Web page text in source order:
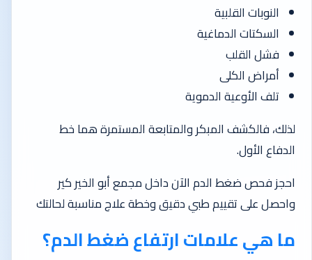
النوبات القلبية
السكتات الدماغية
فشل القلب
أمراض الكلى
تلف الأوعية الدموية
لذلك، فالكشف المبكر والمتابعة المستمرة هما خط
الدفاع الأول.
احجز فحص ضغط الدم الآن داخل مجمع أبو الخير كير
واحصل على تقييم طبي دقيق وخطة علاج مناسبة لحالتك
ما هي علامات ارتفاع ضغط الدم؟